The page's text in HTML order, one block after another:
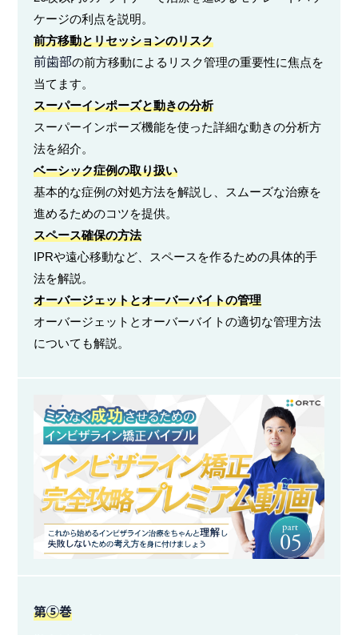
ケージの利点を説明。
前方移動とリセッションのリスク
前歯部の前方移動によるリスク管理の重要性に焦点を
当てます。
スーパーインポーズと動きの分析
スーパーインポーズ機能を使った詳細な動きの分析方
法を紹介。
ベーシック症例の取り扱い
基本的な症例の対処方法を解説し、スムーズな治療を
進めるためのコツを提供。
スペース確保の方法
IPRや遠心移動など、スペースを作るための具体的手
法を解説。
オーバージェットとオーバーバイトの管理
オーバージェットとオーバーバイトの適切な管理方法
についても解説。
第⑤巻